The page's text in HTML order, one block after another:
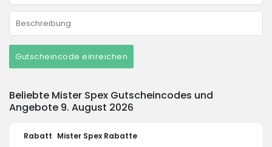
Gutscheincode einreichen
Beliebte Mister Spex Gutscheincodes und
Angebote 9. August 2026
Rabatt Mister Spex Rabatte